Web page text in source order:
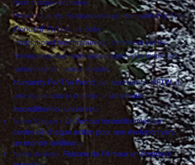
à l’horizon 2030 en agissant au minimum une fois
dans chaque domaine.
Présent sur les réseaux sociaux, Humanity For The
World (HFTW) est unlobby
internationalhumanitaire qui intervient sur les
réseaux sociaux mais aussi auprès des instances
nationales et internationales.
Humanity For The World, par abréviationHFTW, à
une vision pour le monde : «
Un amour
inconditionnel, universel»
Notre Slogan «Un Amour inconditionnel, au
centre de chaque action pour une évolution vers
un monde meilleur»